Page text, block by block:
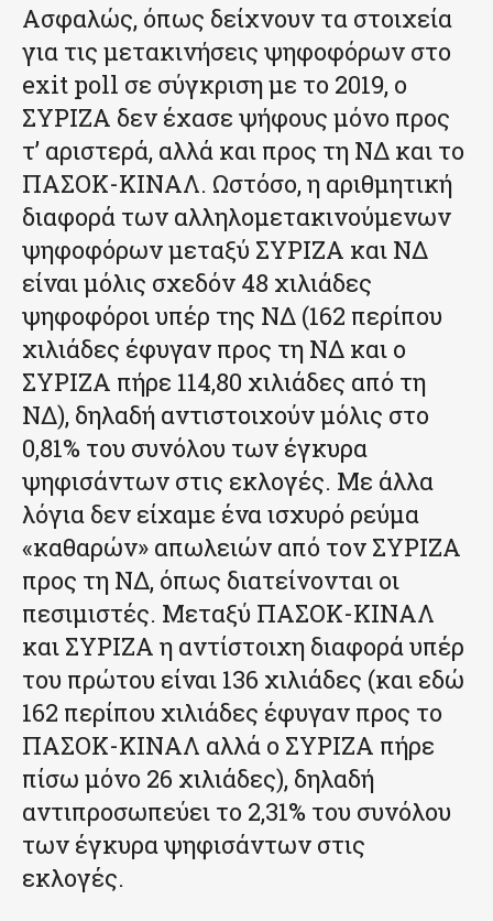
Ασφαλώς, όπως δείχνουν τα στοιχεία
για τις μετακινήσεις ψηφοφόρων στο
exit poll σε σύγκριση με το 2019, ο
ΣΥΡΙΖΑ δεν έχασε ψήφους μόνο προς
τ’ αριστερά, αλλά και προς τη ΝΔ και το
ΠΑΣΟΚ-ΚΙΝΑΛ. Ωστόσο, η αριθμητική
διαφορά των αλληλομετακινούμενων
ψηφοφόρων μεταξύ ΣΥΡΙΖΑ και ΝΔ
είναι μόλις σχεδόν 48 χιλιάδες
ψηφοφόροι υπέρ της ΝΔ (162 περίπου
χιλιάδες έφυγαν προς τη ΝΔ και ο
ΣΥΡΙΖΑ πήρε 114,80 χιλιάδες από τη
ΝΔ), δηλαδή αντιστοιχούν μόλις στο
0,81% του συνόλου των έγκυρα
ψηφισάντων στις εκλογές. Με άλλα
λόγια δεν είχαμε ένα ισχυρό ρεύμα
«καθαρών» απωλειών από τον ΣΥΡΙΖΑ
προς τη ΝΔ, όπως διατείνονται οι
πεσιμιστές. Μεταξύ ΠΑΣΟΚ-ΚΙΝΑΛ
και ΣΥΡΙΖΑ η αντίστοιχη διαφορά υπέρ
του πρώτου είναι 136 χιλιάδες (και εδώ
162 περίπου χιλιάδες έφυγαν προς το
ΠΑΣΟΚ-ΚΙΝΑΛ αλλά ο ΣΥΡΙΖΑ πήρε
πίσω μόνο 26 χιλιάδες), δηλαδή
αντιπροσωπεύει το 2,31% του συνόλου
των έγκυρα ψηφισάντων στις
εκλογές.